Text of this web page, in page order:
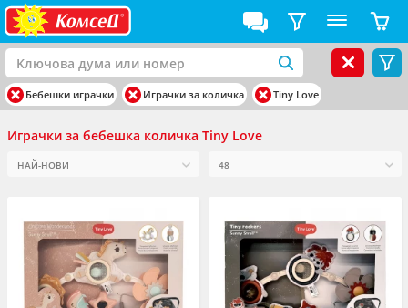
Бебешки играчки Играчки за количка Tiny Love
Играчки за бебешка количка Tiny Love